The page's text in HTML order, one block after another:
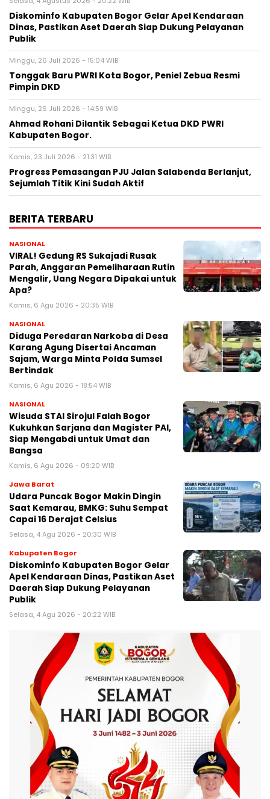
Diskominfo Kabupaten Bogor Gelar Apel Kendaraan
Dinas, Pastikan Aset Daerah Siap Dukung Pelayanan
Publik
Minggu, 26 Juli 2026 - 15:04 WIB
Tonggak Baru PWRI Kota Bogor, Peniel Zebua Resmi
Pimpin DKD
Minggu, 26 Juli 2026 - 14:59 WIB
Ahmad Rohani Dilantik Sebagai Ketua DKD PWRI
Kabupaten Bogor.
Kamis, 23 Juli 2026 - 21:31 WIB
Progress Pemasangan PJU Jalan Salabenda Berlanjut,
Sejumlah Titik Kini Sudah Aktif
BERITA TERBARU
NASIONAL
VIRAL! Gedung RS Sukajadi Rusak
Parah, Anggaran Pemeliharaan Rutin
Mengalir, Uang Negara Dipakai untuk
Apa?
Kamis, 6 Agu 2026 - 20:35 WIB
NASIONAL
Diduga Peredaran Narkoba di Desa
Karang Agung Disertai Ancaman
Sajam, Warga Minta Polda Sumsel
Bertindak
Kamis, 6 Agu 2026 - 18:54 WIB
NASIONAL
Wisuda STAI Sirojul Falah Bogor
Kukuhkan Sarjana dan Magister PAI,
Siap Mengabdi untuk Umat dan
Bangsa
Kamis, 6 Agu 2026 - 09:20 WIB
Jawa Barat
Udara Puncak Bogor Makin Dingin
Saat Kemarau, BMKG: Suhu Sempat
Capai 16 Derajat Celsius
Selasa, 4 Agu 2026 - 20:30 WIB
Kabupaten Bogor
Diskominfo Kabupaten Bogor Gelar
Apel Kendaraan Dinas, Pastikan Aset
Daerah Siap Dukung Pelayanan
Publik
Selasa, 4 Agu 2026 - 20:22 WIB